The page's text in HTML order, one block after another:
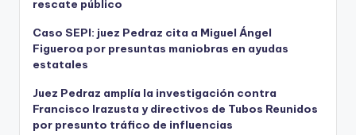
rescate público
Caso SEPI: juez Pedraz cita a Miguel Ángel
Figueroa por presuntas maniobras en ayudas
estatales
Juez Pedraz amplía la investigación contra
Francisco Irazusta y directivos de Tubos Reunidos
por presunto tráfico de influencias